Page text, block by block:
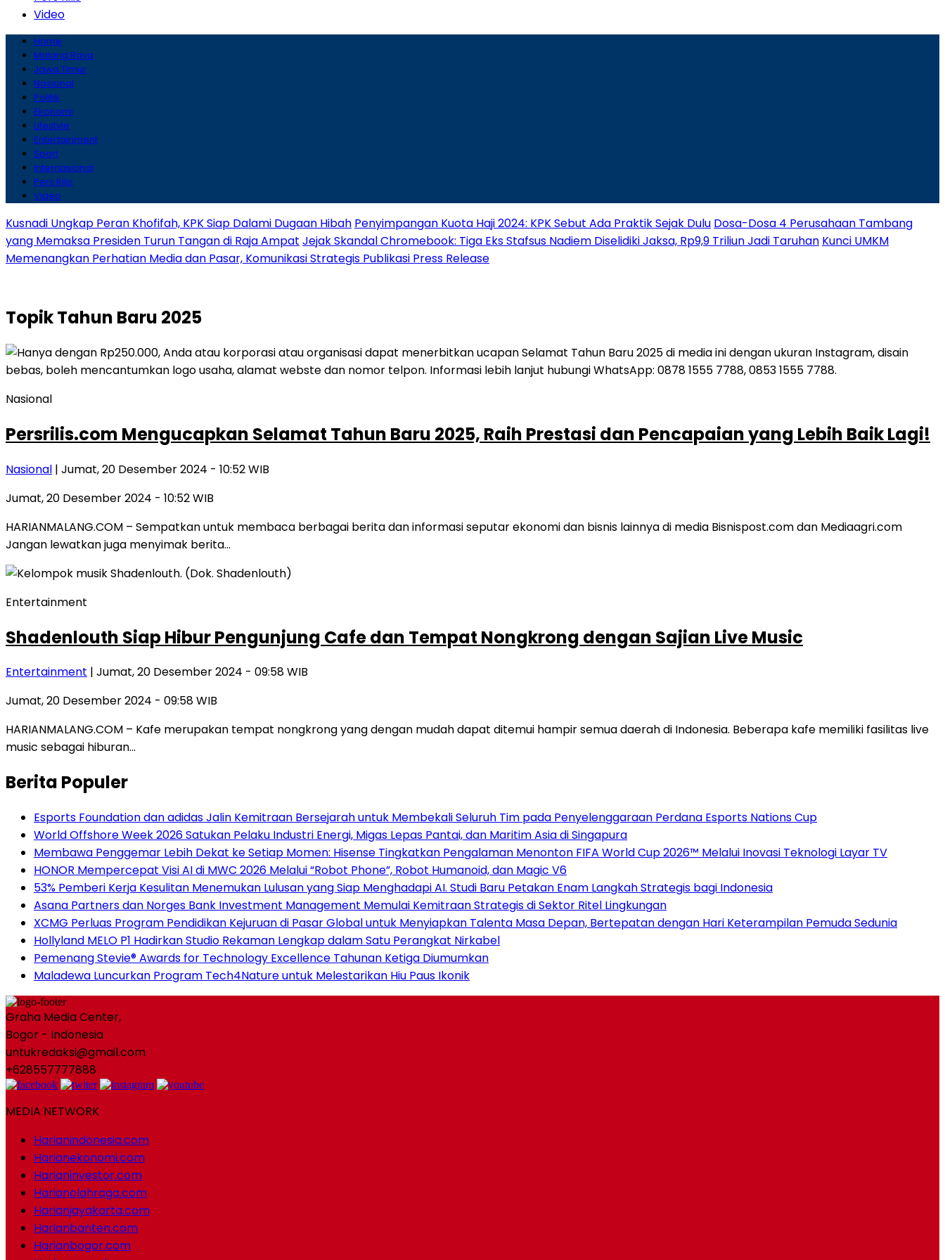
Video
Home
Malang Raya
Jawa Timur
Nasional
Politik
Ekonomi
Lifestyle
Entertainment
Sport
Internasional
Pers Rilis
Video
Kusnadi Ungkap Peran Khofifah, KPK Siap Dalami Dugaan Hibah Penyimpangan Kuota Haji 2024: KPK Sebut Ada Praktik Sejak Dulu Dosa-Dosa 4 Perusahaan Tambang
yang Memaksa Presiden Turun Tangan di Raja Ampat Jejak Skandal Chromebook: Tiga Eks Stafsus Nadiem Diselidiki Jaksa, Rp9,9 Triliun Jadi Taruhan Kunci UMKM
Memenangkan Perhatian Media dan Pasar, Komunikasi Strategis Publikasi Press Release
TopikTahun Baru 2025
Nasional
Persrilis.com Mengucapkan Selamat Tahun Baru 2025, Raih Prestasi dan Pencapaian yang Lebih Baik Lagi!
Nasional | Jumat, 20 Desember 2024 - 10:52 WIB
Jumat, 20 Desember 2024 - 10:52 WIB
HARIANMALANG.COM – Sempatkan untuk membaca berbagai berita dan informasi seputar ekonomi dan bisnis lainnya di media Bisnispost.com dan Mediaagri.com
Jangan lewatkan juga menyimak berita…
Entertainment
Shadenlouth Siap Hibur Pengunjung Cafe dan Tempat Nongkrong dengan Sajian Live Music
Entertainment | Jumat, 20 Desember 2024 - 09:58 WIB
Jumat, 20 Desember 2024 - 09:58 WIB
HARIANMALANG.COM – Kafe merupakan tempat nongkrong yang dengan mudah dapat ditemui hampir semua daerah di Indonesia. Beberapa kafe memiliki fasilitas live
music sebagai hiburan…
Berita Populer
Esports Foundation dan adidas Jalin Kemitraan Bersejarah untuk Membekali Seluruh Tim pada Penyelenggaraan Perdana Esports Nations Cup
World Offshore Week 2026 Satukan Pelaku Industri Energi, Migas Lepas Pantai, dan Maritim Asia di Singapura
Membawa Penggemar Lebih Dekat ke Setiap Momen: Hisense Tingkatkan Pengalaman Menonton FIFA World Cup 2026™ Melalui Inovasi Teknologi Layar TV
HONOR Mempercepat Visi AI di MWC 2026 Melalui “Robot Phone”, Robot Humanoid, dan Magic V6
53% Pemberi Kerja Kesulitan Menemukan Lulusan yang Siap Menghadapi AI. Studi Baru Petakan Enam Langkah Strategis bagi Indonesia
Asana Partners dan Norges Bank Investment Management Memulai Kemitraan Strategis di Sektor Ritel Lingkungan
XCMG Perluas Program Pendidikan Kejuruan di Pasar Global untuk Menyiapkan Talenta Masa Depan, Bertepatan dengan Hari Keterampilan Pemuda Sedunia
Hollyland MELO P1 Hadirkan Studio Rekaman Lengkap dalam Satu Perangkat Nirkabel
Pemenang Stevie® Awards for Technology Excellence Tahunan Ketiga Diumumkan
Maladewa Luncurkan Program Tech4Nature untuk Melestarikan Hiu Paus Ikonik
Graha Media Center,
Bogor - Indonesia
untukredaksi@gmail.com
+628557777888
MEDIA NETWORK
Harianindonesia.com
Harianekonomi.com
Harianinvestor.com
Harianolahraga.com
Harianjayakarta.com
Harianbanten.com
Harianbogor.com